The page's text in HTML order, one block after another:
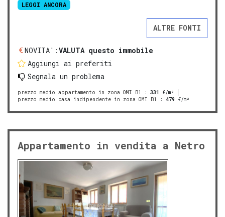
LEGGI ANCORA
ALTRE FONTI
NOVITA':VALUTA questo immobile
Aggiungi ai preferiti
Segnala un problema
prezzo medio appartamento in zona OMI B1 : 331
€/m²
prezzo medio casa indipendente in zona OMI B1
: 479 €/m²
Appartamento in vendita a Netro